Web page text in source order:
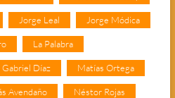
Jorge Leal Jorge Módica
La Palabra
Gabriel Díaz Matías Ortega
Avendaño Néstor Rojas